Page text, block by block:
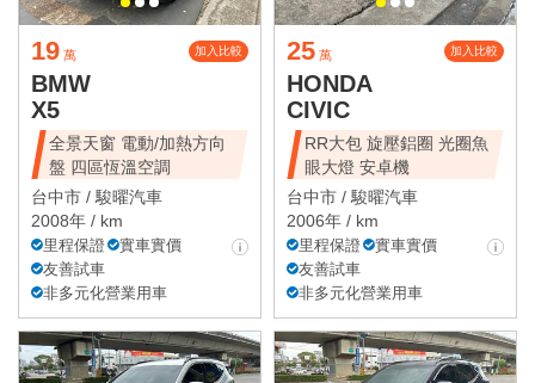
19 萬 加入比較
BMW
X5
全景天窗 電動/加熱方向
盤 四區恆溫空調
台中市 / 駿曜汽車
2008年 / km
里程保證
實車實價
友善試車
非多元化營業用車
25 萬 加入比較
HONDA
CIVIC
RR大包 旋壓鋁圈 光圈魚
眼大燈 安卓機
台中市 / 駿曜汽車
2006年 / km
里程保證
實車實價
友善試車
非多元化營業用車